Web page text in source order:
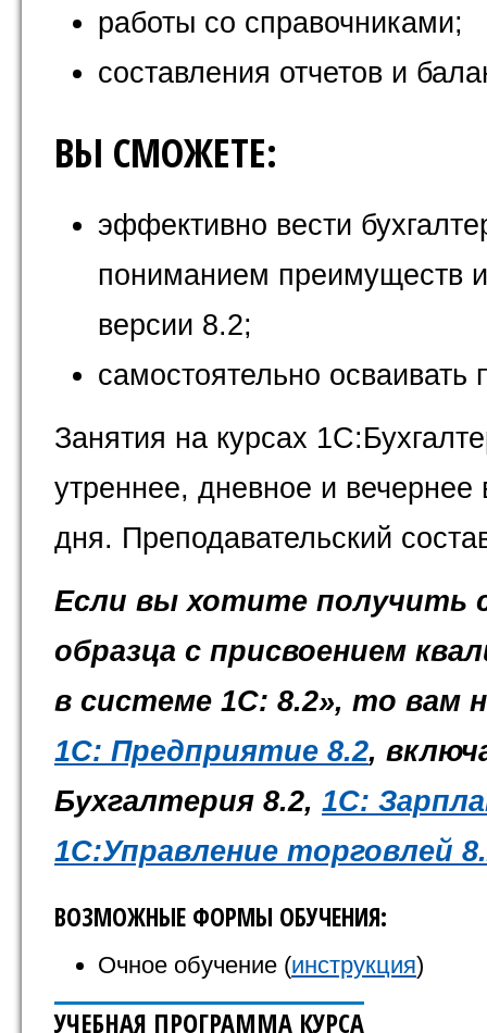
работы со справочниками;
составления отчетов и
ВЫ СМОЖЕТЕ:
эффективно вести
пониманием преимуществ
версии 8.2;
самостоятельно
Занятия на курсах
утреннее, дневное и
дня. Преподавательский
Если вы хотите получить
образца с присвоением
в системе 1С: 8.2», то вам
1С: Предприятие 8.2,
Бухгалтерия 8.2, 1С:
1С:Управление торговлей
ВОЗМОЖНЫЕ ФОРМЫ ОБУЧЕНИЯ:
Очное обучение (инструкция)
УЧЕБНАЯ ПРОГРАММА КУРСА